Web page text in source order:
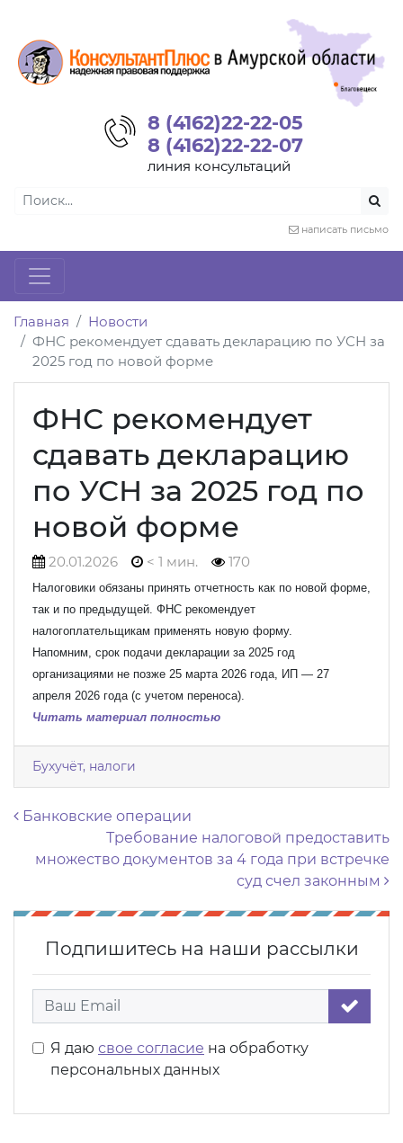
8 (4162)22-22-05
8 (4162)22-22-07
линия консультаций
написать письмо
Главная
Новости
ФНС рекомендует сдавать декларацию по УСН за
2025 год по новой форме
ФНС рекомендует
сдавать декларацию
по УСН за 2025 год по
новой форме
20.01.2026 < 1 мин. 170
Налоговики обязаны принять отчетность как по новой форме,
так и по предыдущей. ФНС рекомендует
налогоплательщикам применять новую форму.
Напомним, срок подачи декларации за 2025 год
организациями не позже 25 марта 2026 года, ИП — 27
апреля 2026 года (с учетом переноса).
Читать материал полностью
Бухучёт, налоги
Навигация по записям
Банковские операции
Требование налоговой предоставить
множество документов за 4 года при встречке
суд счел законным
Подпишитесь на наши рассылки
Я даю свое согласие на обработку
персональных данных